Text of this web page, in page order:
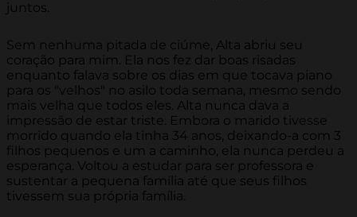
juntos.
Sem nenhuma pitada de ciúme, Alta abriu seu
coração para mim. Ela nos fez dar boas risadas
enquanto falava sobre os dias em que tocava piano
para os "velhos" no asilo toda semana, mesmo sendo
mais velha que todos eles. Alta nunca dava a
impressão de estar triste. Embora o marido tivesse
morrido quando ela tinha 34 anos, deixando-a com 3
filhos pequenos e um a caminho, ela nunca perdeu a
esperança. Voltou a estudar para ser professora e
sustentar a pequena família até que seus filhos
tivessem sua própria família.